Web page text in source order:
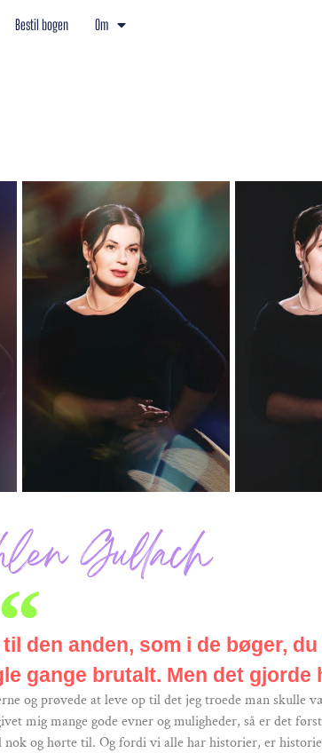
Bestil bogen Om
Gullach
den anden, som i de bøger,
gange brutalt. Men det gjorde
og prøvede at leve op til det jeg troede man skulle
mig mange gode evner og muligheder, så er det
og hørte til. Og fordi vi alle har historier, er